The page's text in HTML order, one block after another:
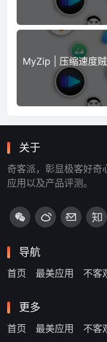
MyZip | 压缩速度
关于
奇客派，彰显极客好奇
应用以及产品评测。
导航
首页 最美应用 不客
更多
首页 最美应用 不客